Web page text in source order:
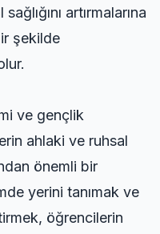
artırmalarına
şekilde
ve gençlik
ahlaki ve ruhsal
önemli bir
yerini tanımak ve
öğrencilerin